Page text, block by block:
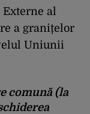
al
a granițelor
Uniunii
comună (la